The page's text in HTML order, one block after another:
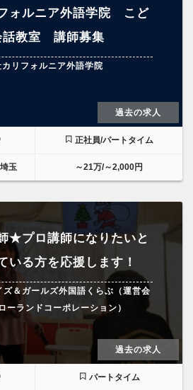
ォルニア外語学院 こど
話教室 講師募集
リフォルニア外語学院
過去の求人
正社員/パートタイム
玉 ～21万/～2,000円
★プロ講師になりたいと
いる方を応援します！
＆ガールズ外国語くらぶ（運営会
ーランドコーポレーション）
過去の求人
パートタイム